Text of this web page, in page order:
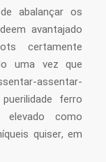
abalançar os
avantajado
certamente
uma vez que
assentar-
ferro
elevado como
quiser, em